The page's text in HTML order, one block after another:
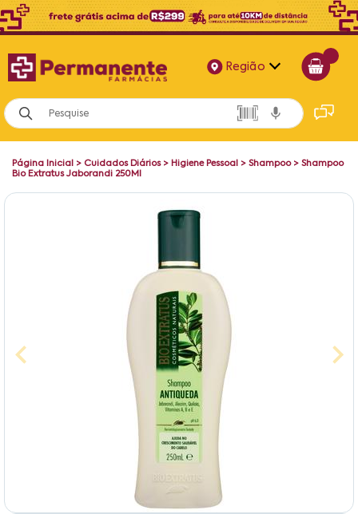
Região
Alagoas
Bahia
Página Inicial > Cuidados Diários> Higiene Pessoal > Shampoo> Shampoo
Bio Extratus Jaborandi 250Ml